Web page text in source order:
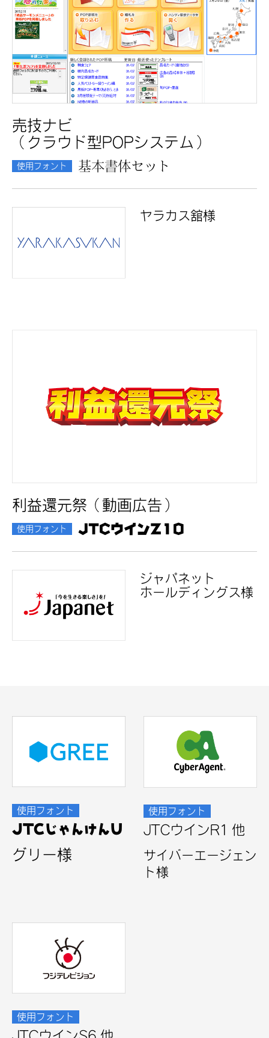
売技ナビ
（クラウド型POPシステム）
使用フォント 基本書体セット
ヤラカス舘様
利益還元祭（動画広告）
使用フォント JTCウインZ10
ジャパネット
ホールディングス様
使用フォント
JTCじゃんけんU
グリー様
使用フォント
JTCウインR1 他
サイバーエージェン
ト様
使用フォント
JTCウインS6 他